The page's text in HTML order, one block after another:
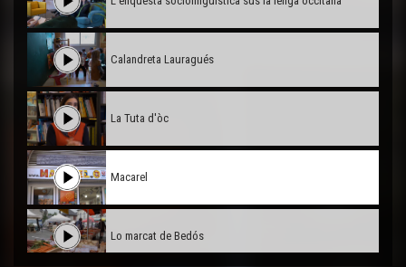
Calandreta Lauragués
La Tuta d'òc
Macarel
Lo marcat de Bedós